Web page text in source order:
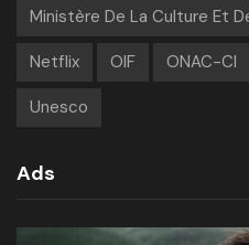
Ministère De La Culture Et
Netflix OIF ONAC-CI
Unesco
Ads